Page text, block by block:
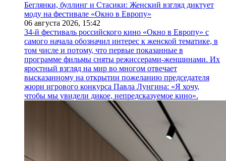
Беглянки, буллинг и Стасики: Женский взгляд диктует
моду на фестивале «Окно в Европу»
06 августа 2026, 15:42
34-й фестиваль российского кино «Окно в Европу» с
самого начала обозначил интерес к женской тематике, в
том числе и потому, что первые показанные в
программе фильмы сняты режиссерами-женщинами. Их
яростный взгляд на мир во многом отвечает
высказанному на открытии пожеланию председателя
жюри игрового конкурса Павла Лунгина: «Я хочу,
чтобы мы увидели дикое, непредсказуемое кино».